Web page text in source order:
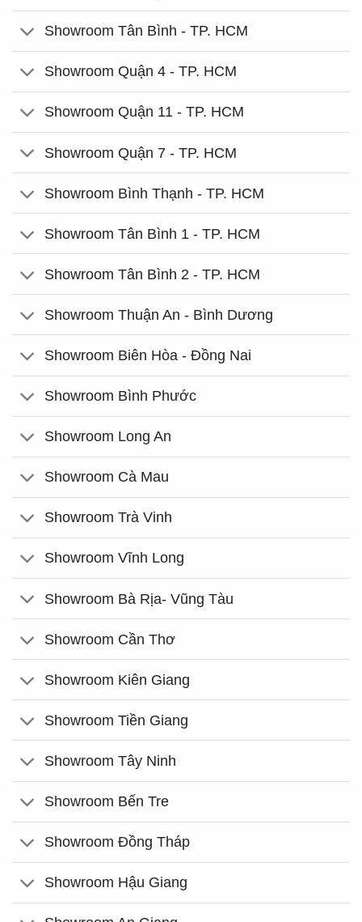
Showroom Tân Bình - TP. HCM
Showroom Quận 4 - TP. HCM
Showroom Quận 11 - TP. HCM
Showroom Quận 7 - TP. HCM
Showroom Bình Thạnh - TP. HCM
Showroom Tân Bình 1 - TP. HCM
Showroom Tân Bình 2 - TP. HCM
Showroom Thuận An - Bình Dương
Showroom Biên Hòa - Đồng Nai
Showroom Bình Phước
Showroom Long An
Showroom Cà Mau
Showroom Trà Vinh
Showroom Vĩnh Long
Showroom Bà Rịa- Vũng Tàu
Showroom Cần Thơ
Showroom Kiên Giang
Showroom Tiền Giang
Showroom Tây Ninh
Showroom Bến Tre
Showroom Đồng Tháp
Showroom Hậu Giang